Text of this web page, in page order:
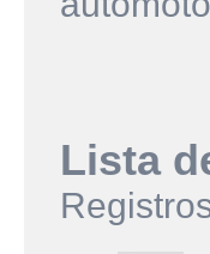
Lista